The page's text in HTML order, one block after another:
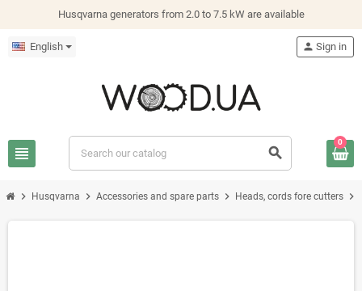
Husqvarna generators from 2.0 to 7.5 kW are available
English
view_headline search
person Sign in
0
chevron_right Husqvarna chevron_right Accessories and spare parts chevron_right Heads, cords fore cutters chevron_right